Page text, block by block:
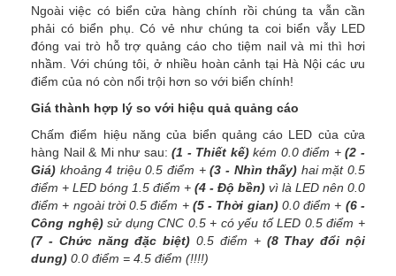
Ngoài việc có biển cửa hàng chính rồi chúng ta vẫn cần
phải có biển phụ. Có vẻ như chúng ta coi biển vẫy LED
đóng vai trò hỗ trợ quảng cáo cho tiệm nail và mi thì hơi
nhầm. Với chúng tôi, ở nhiều hoàn cảnh tại Hà Nội các ưu
điểm của nó còn nổi trội hơn so với biển chính!
Giá thành hợp lý so với hiệu quả quảng cáo
Chấm điểm hiệu năng của biển quảng cáo LED của cửa
hàng Nail & Mi như sau:(1 - Thiết kế)kém 0.0 điểm +(2 -
Giá) khoảng 4 triệu 0.5 điểm +(3 - Nhìn thấy) hai mặt 0.5
điểm + LED bóng 1.5 điểm + (4 - Độ bền) vì là LED nên 0.0
điểm + ngoài trời 0.5 điểm + (5 - Thời gian)0.0 điểm + (6 -
Công nghệ)sử dụng CNC 0.5 + có yếu tố LED 0.5 điểm +
(7 - Chức năng đặc biệt) 0.5 điểm + (8 Thay đổi nội
dung) 0.0 điểm = 4.5 điểm (!!!!)